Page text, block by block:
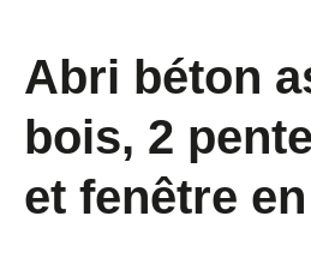
Abri béton
bois, 2
et fenêtre